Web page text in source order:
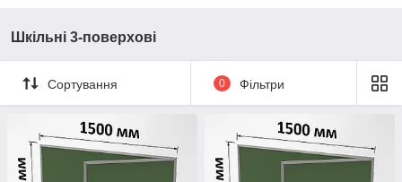
Шкільні 3-поверхові
Сортування 0 Фільтри